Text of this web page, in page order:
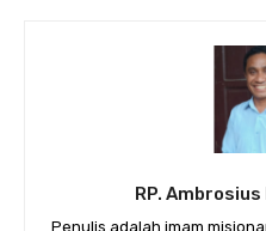
RP.
Penulis adalah imam